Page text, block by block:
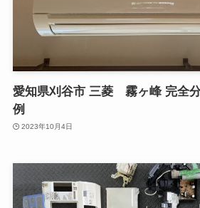
愛知県刈谷市 三菱 霧ヶ峰 完全
例
2023年10月4日